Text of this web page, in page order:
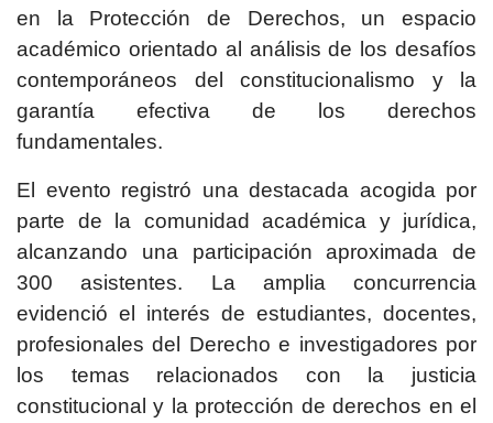
en la Protección de Derechos, un espacio
académico orientado al análisis de los desafíos
contemporáneos del constitucionalismo y la
garantía efectiva de los derechos
fundamentales.
El evento registró una destacada acogida por
parte de la comunidad académica y jurídica,
alcanzando una participación aproximada de
300 asistentes. La amplia concurrencia
evidenció el interés de estudiantes, docentes,
profesionales del Derecho e investigadores por
los temas relacionados con la justicia
constitucional y la protección de derechos en el